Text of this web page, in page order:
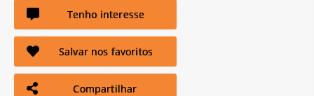
Tenho interesse
Salvar nos favoritos
Compartilhar